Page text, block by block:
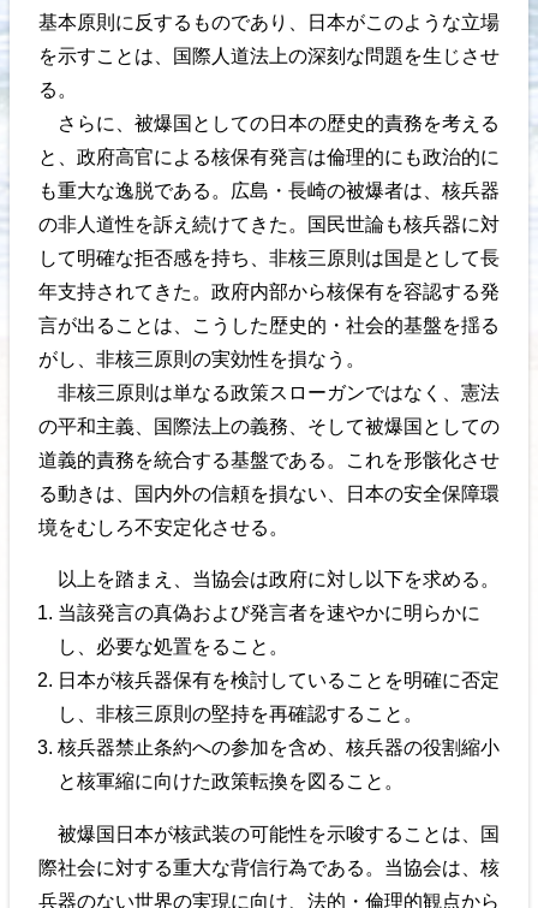
基本原則に反するものであり、日本がこのような立場
を示すことは、国際人道法上の深刻な問題を生じさせ
る。
さらに、被爆国としての日本の歴史的責務を考える
と、政府高官による核保有発言は倫理的にも政治的に
も重大な逸脱である。広島・長崎の被爆者は、核兵器
の非人道性を訴え続けてきた。国民世論も核兵器に対
して明確な拒否感を持ち、非核三原則は国是として長
年支持されてきた。政府内部から核保有を容認する発
言が出ることは、こうした歴史的・社会的基盤を揺る
がし、非核三原則の実効性を損なう。
非核三原則は単なる政策スローガンではなく、憲法
の平和主義、国際法上の義務、そして被爆国としての
道義的責務を統合する基盤である。これを形骸化させ
る動きは、国内外の信頼を損ない、日本の安全保障環
境をむしろ不安定化させる。
以上を踏まえ、当協会は政府に対し以下を求める。
当該発言の真偽および発言者を速やかに明らかに
し、必要な処置をること。
日本が核兵器保有を検討していることを明確に否定
し、非核三原則の堅持を再確認すること。
核兵器禁止条約への参加を含め、核兵器の役割縮小
と核軍縮に向けた政策転換を図ること。
被爆国日本が核武装の可能性を示唆することは、国
際社会に対する重大な背信行為である。当協会は、核
兵器のない世界の実現に向け、法的・倫理的観点から